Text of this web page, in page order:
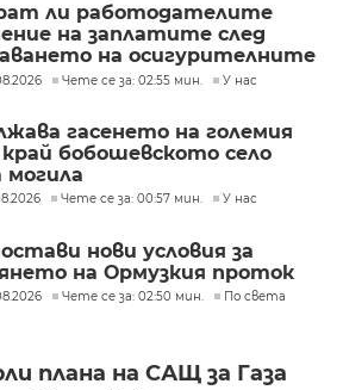
ли работодателите
на заплатите след
на осигурителните
Чете се за: 02:55 мин. У нас
гасенето на големия
бобошевското село
могила
Чете се за: 00:57 мин. У нас
нови условия за
на Ормузкия проток
Чете се за: 02:50 мин. По света
плана на САЩ за Газа